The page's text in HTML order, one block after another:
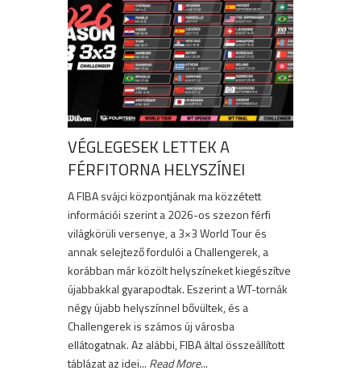
VÉGLEGESEK LETTEK A
FÉRFITORNA HELYSZÍNEI
A FIBA svájci központjának ma közzétett
információi szerint a 2026-os szezon férfi
világkörüli versenye, a 3×3 World Tour és
annak selejtező fordulói a Challengerek, a
korábban már közölt helyszíneket kiegészítve
újabbakkal gyarapodtak. Eszerint a WT-tornák
négy újabb helyszínnel bővültek, és a
Challengerek is számos új városba
ellátogatnak. Az alábbi, FIBA által összeállított
táblázat az idei... Read More...